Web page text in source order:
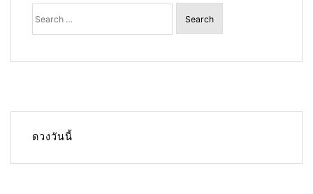
Search
for:
ดวงวันนี้